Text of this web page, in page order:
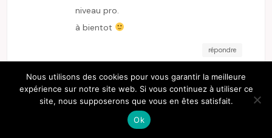
niveau pro.
à bientot
répondre
E-ZABEL
3 janvier 2012 at 20:04
bienvenue alors
Nous utilisons des cookies pour vous garantir la meilleure
expérience sur notre site web. Si vous continuez à utiliser ce
site, nous supposerons que vous en êtes satisfait.
Ok